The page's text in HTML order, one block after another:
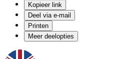
Kopieer link
Deel via e-mail
Printen
Meer deelopties